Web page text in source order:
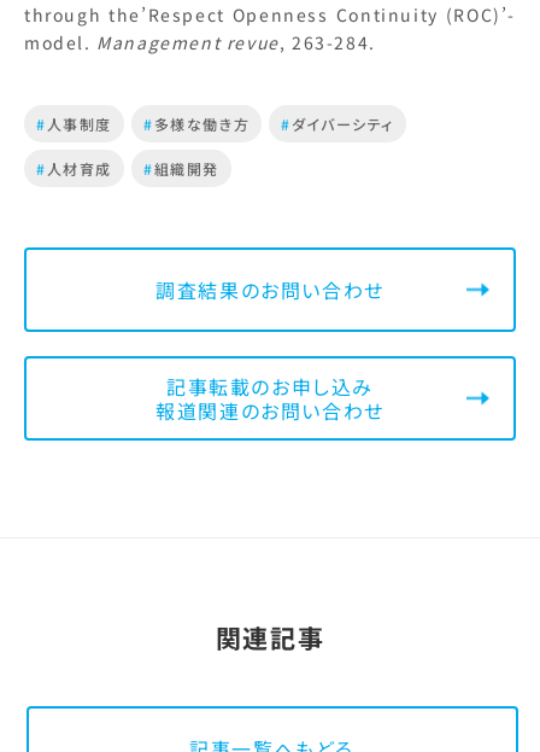
through the’Respect Openness Continuity (ROC)’-
model. Management revue, 263-284.
# 人事制度 #多様な働き方 #ダイバーシティ
# 人材育成 #組織開発
調査結果のお問い合わせ
記事転載のお申し込み
報道関連のお問い合わせ
関連記事